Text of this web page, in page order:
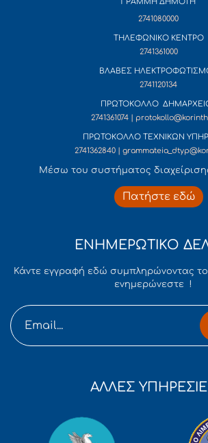
ΓΡΑΜΜΗ ΔΗΜΟΤΗ
2741080000
ΤΗΛΕΦΩΝΙΚΟ ΚΕΝΤΡΟ
2741361000
ΒΛΑΒΕΣ
2741120134
ΠΡΩΤΟΚΟΛΛΟ
2741361074 |
ΠΡΩΤΟΚΟΛΛΟ ΤΕΧΝΙΚΩΝ
2741362840 |
Mέσω του συστήματος
Πατήστε εδώ
ΕΝΗΜΕΡΩΤΙΚΟ
Κάντε εγγραφή εδώ συμπληρώνοντας
ενημερώνεστε !
ΑΛΛΕΣ